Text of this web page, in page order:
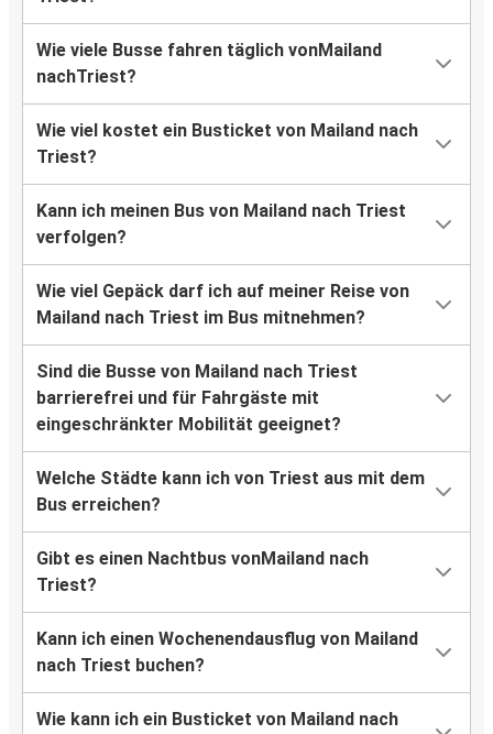
Wie viele Busse fahren täglich vonMailand
nachTriest?
Wie viel kostet ein Busticket von Mailand nach
Triest?
Kann ich meinen Bus von Mailand nach Triest
verfolgen?
Wie viel Gepäck darf ich auf meiner Reise von
Mailand nach Triest im Bus mitnehmen?
Sind die Busse von Mailand nach Triest
barrierefrei und für Fahrgäste mit
eingeschränkter Mobilität geeignet?
Welche Städte kann ich von Triest aus mit dem
Bus erreichen?
Gibt es einen Nachtbus vonMailand nach
Triest?
Kann ich einen Wochenendausflug von Mailand
nach Triest buchen?
Wie kann ich ein Busticket von Mailand nach